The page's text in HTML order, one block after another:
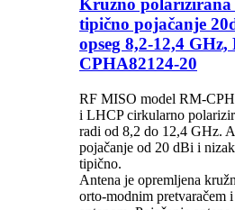
Kružno polarizirana
tipično pojačanje
opseg 8,2-12,4 GHz,
CPHA82124-20
RF MISO model RM-
i LHCP cirkularno
radi od 8,2 do 12,4 GHz.
pojačanje od 20 dBi i
tipično.
Antena je opremljena
orto-modnim pretvaračem